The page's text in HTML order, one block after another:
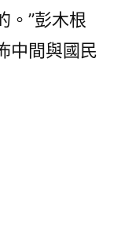
。”彭木根
中間與國民